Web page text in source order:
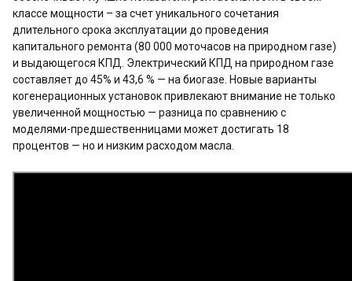
классе мощности – за счет уникального сочетания
длительного срока эксплуатации до проведения
капитального ремонта (80 000 моточасов на природном газе)
и выдающегося КПД. Электрический КПД на природном газе
составляет до 45% и 43,6 % — на биогазе. Новые варианты
когенерационных установок привлекают внимание не только
увеличенной мощностью — разница по сравнению с
моделями-предшественницами может достигать 18
процентов — но и низким расходом масла.